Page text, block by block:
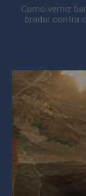
Como verniz
bradar contra